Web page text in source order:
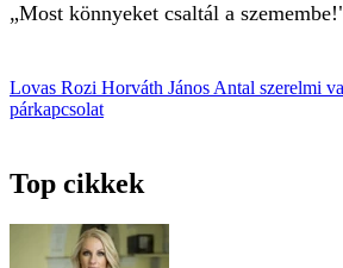
„Most könnyeket csaltál a
Lovas Rozi Horváth János Antal szerelmi
párkapcsolat
Top cikkek